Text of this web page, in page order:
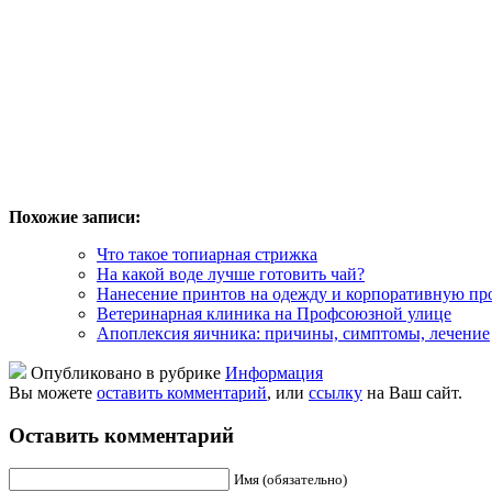
Похожие записи:
Что такое топиарная стрижка
На какой воде лучше готовить чай?
Нанесение принтов на одежду и корпоративную
Ветеринарная клиника на Профсоюзной улице
Апоплексия яичника: причины, симптомы, лечение
Опубликовано в рубрике Информация
Вы можете оставить комментарий, или ссылку на Ваш сайт.
Оставить комментарий
Имя (обязательно)